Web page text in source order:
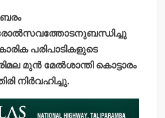
പരിപാടികളുടെ
മുന്‍ മേല്‍ശാന്തി കൊട്ടാരം
നിര്‍വഹിച്ചു.